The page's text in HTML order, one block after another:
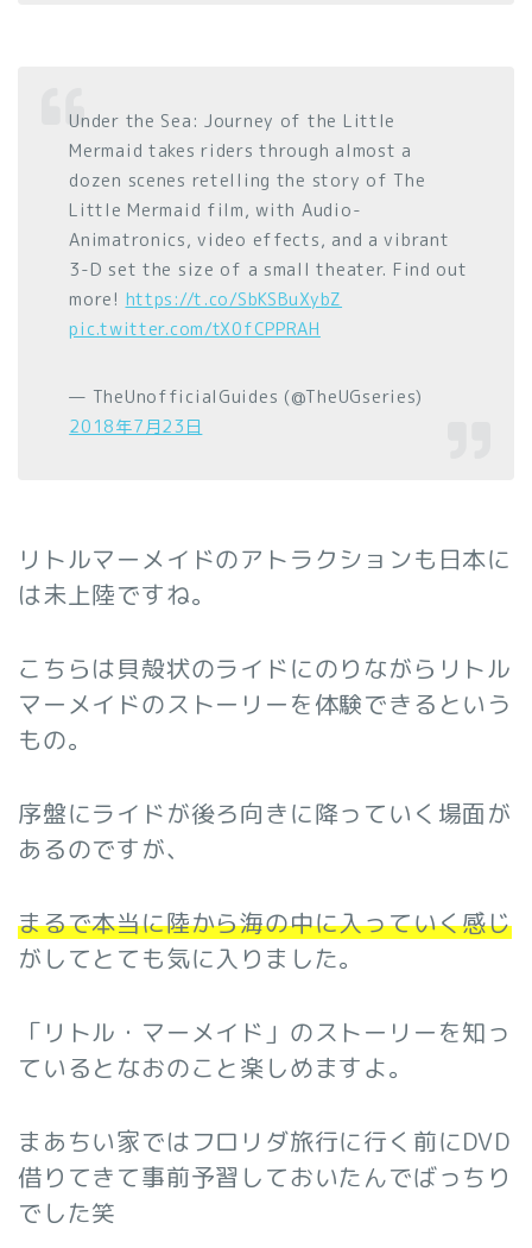
Under the Sea: Journey of the Little
Mermaid takes riders through almost a
dozen scenes retelling the story of The
Little Mermaid film, with Audio-
Animatronics, video effects, and a vibrant
3-D set the size of a small theater. Find out
more! https://t.co/SbKSBuXybZ
pic.twitter.com/tX0fCPPRAH
— TheUnofficialGuides (@TheUGseries)
2018年7月23日
リトルマーメイドのアトラクションも日本に
は未上陸ですね。
こちらは貝殻状のライドにのりながらリトル
マーメイドのストーリーを体験できるという
もの。
序盤にライドが後ろ向きに降っていく場面が
あるのですが、
まるで本当に陸から海の中に入っていく感じ
がしてとても気に入りました。
「リトル・マーメイド」のストーリーを知っ
ているとなおのこと楽しめますよ。
まあちい家ではフロリダ旅行に行く前にDVD
借りてきて事前予習しておいたんでばっちり
でした笑